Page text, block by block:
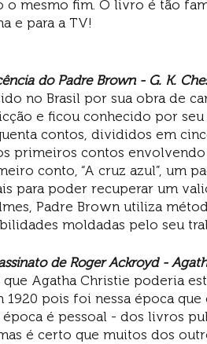
o mesmo fim. O livro é tão
e para a TV!
do Padre Brown - G. K.
no Brasil por sua obra de
e ficou conhecido por
contos, divididos em
primeiros contos
conto, “A cruz azul”, um
para poder recuperar um
Padre Brown utiliza
moldadas pelo seu
de Roger Ackroyd -
Agatha Christie poderia
1920 pois foi nessa época
é pessoal - dos livros
é certo que muitos dos